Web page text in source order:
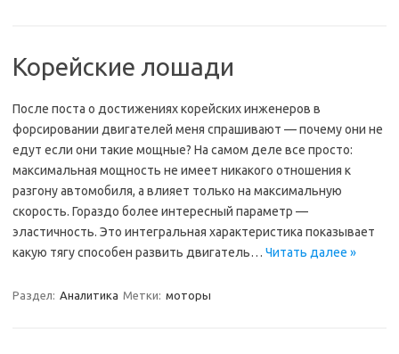
Корейские лошади
После поста о достижениях корейских инженеров в
форсировании двигателей меня спрашивают — почему они не
едут если они такие мощные? На самом деле все просто:
максимальная мощность не имеет никакого отношения к
разгону автомобиля, а влияет только на максимальную
скорость. Гораздо более интересный параметр —
эластичность. Это интегральная характеристика показывает
какую тягу способен развить двигатель… Читать далее »
Раздел: Аналитика Метки: моторы